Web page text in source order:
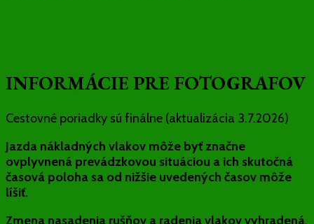
INFORMÁCIE PRE FOTOGRAFOV
Cestovné poriadky sú finálne (aktualizácia 3.7.2026)
Jazda nákladných vlakov môže byť značne
ovplyvnená prevádzkovou situáciou a ich skutočná
časová poloha sa od nižšie uvedených časov môže
líšiť.
Zmena nasadenia rušňov a radenia vlakov vyhradená.